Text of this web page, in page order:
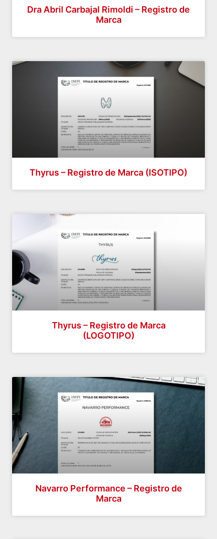
Dra Abril Carbajal Rimoldi – Registro de
Marca
Thyrus – Registro de Marca (ISOTIPO)
Thyrus – Registro de Marca
(LOGOTIPO)
Navarro Performance – Registro de
Marca